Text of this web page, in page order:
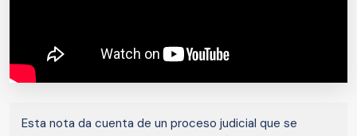
Esta nota da cuenta de un proceso judicial que se